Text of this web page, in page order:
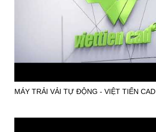
MÁY TRẢI VẢI TỰ ĐỘNG - VIỆT TIẾN CAD